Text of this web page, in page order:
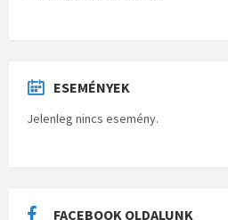
ESEMÉNYEK
Jelenleg nincs esemény.
FACEBOOK OLDALUNK